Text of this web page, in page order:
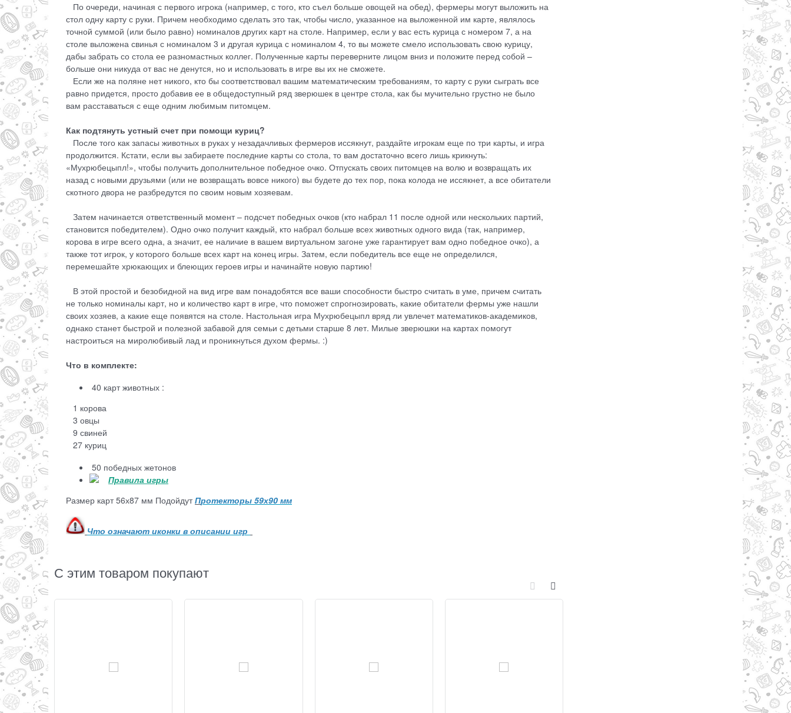
По очереди, начиная с первого игрока (например, с того, кто съел больше овощей на обед), фермеры могут выложить на
стол одну карту с руки. Причем необходимо сделать это так, чтобы число, указанное на выложенной им карте, являлось
точной суммой (или было равно) номиналов других карт на столе. Например, если у вас есть курица с номером 7, а на
столе выложена свинья с номиналом 3 и другая курица с номиналом 4, то вы можете смело использовать свою курицу,
дабы забрать со стола ее разномастных коллег. Полученные карты переверните лицом вниз и положите перед собой –
больше они никуда от вас не денутся, но и использовать в игре вы их не сможете.
Если же на поляне нет никого, кто бы соответствовал вашим математическим требованиям, то карту с руки сыграть все
равно придется, просто добавив ее в общедоступный ряд зверюшек в центре стола, как бы мучительно грустно не было
вам расставаться с еще одним любимым питомцем.
Как подтянуть устный счет при помощи куриц?
После того как запасы животных в руках у незадачливых фермеров иссякнут, раздайте игрокам еще по три карты, и игра
продолжится. Кстати, если вы забираете последние карты со стола, то вам достаточно всего лишь крикнуть:
«Мухрюбецыпл!», чтобы получить дополнительное победное очко. Отпускать своих питомцев на волю и возвращать их
назад с новыми друзьями (или не возвращать вовсе никого) вы будете до тех пор, пока колода не иссякнет, а все обитатели
скотного двора не разбредутся по своим новым хозяевам.
Затем начинается ответственный момент – подсчет победных очков (кто набрал 11 после одной или нескольких партий,
становится победителем). Одно очко получит каждый, кто набрал больше всех животных одного вида (так, например,
корова в игре всего одна, а значит, ее наличие в вашем виртуальном загоне уже гарантирует вам одно победное очко), а
также тот игрок, у которого больше всех карт на конец игры. Затем, если победитель все еще не определился,
перемешайте хрюкающих и блеющих героев игры и начинайте новую партию!
В этой простой и безобидной на вид игре вам понадобятся все ваши способности быстро считать в уме, причем считать
не только номиналы карт, но и количество карт в игре, что поможет спрогнозировать, какие обитатели фермы уже нашли
своих хозяев, а какие еще появятся на столе. Настольная игра Мухрюбецыпл вряд ли увлечет математиков-академиков,
однако станет быстрой и полезной забавой для семьи с детьми старше 8 лет. Милые зверюшки на картах помогут
настроиться на миролюбивый лад и проникнуться духом фермы. :)
Что в комплекте:
40 карт животных :
1 корова
3 овцы
9 свиней
27 куриц
50 победных жетонов
Правила игры
Размер карт 56х87 мм ПодойдутПротекторы 59х90 мм
Что означают иконки в описании игр
С этим товаром покупают